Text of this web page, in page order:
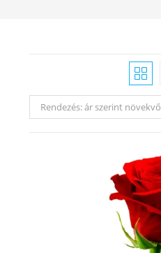
Rendezés: ár szerint növekvő